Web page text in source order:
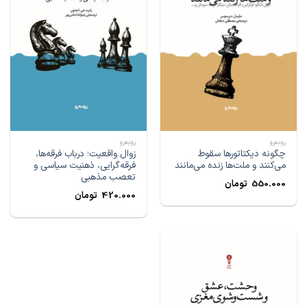
رو‌به‌رو
چگونه دیکتاتورها سقوط
می‌کنند و ملت‌ها زنده می‌مانند
550.000 تومان
رو‌به‌رو
زوال واقعیت؛ درباب فرقه‌ها،
فرقه‌گرایی، ذهنیت سیاسی و
تعصب مذهبی
420.000 تومان